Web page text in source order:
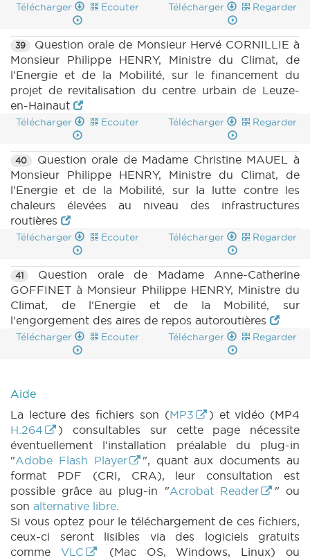
Télécharger Ecouter Télécharger Regarder
39
Question orale de Monsieur Hervé CORNILLIE à
Monsieur Philippe HENRY, Ministre du Climat, de
l'Energie et de la Mobilité, sur le financement du
projet de revitalisation du centre urbain de Leuze-
en-Hainaut
Télécharger Ecouter Télécharger Regarder
40
Question orale de Madame Christine MAUEL à
Monsieur Philippe HENRY, Ministre du Climat, de
l'Energie et de la Mobilité, sur la lutte contre les
chaleurs élevées au niveau des infrastructures
routières
Télécharger Ecouter Télécharger Regarder
41
Question orale de Madame Anne-Catherine
GOFFINET à Monsieur Philippe HENRY, Ministre du
Climat, de l'Energie et de la Mobilité, sur
l'engorgement des aires de repos autoroutières
Télécharger Ecouter Télécharger Regarder
Aide
La lecture des fichiers son (MP3
) et vidéo (MP4
H.264
) consultables sur cette page nécessite
éventuellement l'installation préalable du plug-in
"Adobe Flash Player
", quant aux documents au
format PDF (CRI, CRA), leur consultation est
possible grâce au plug-in "Acrobat Reader
" ou
son alternative libre.
Si vous optez pour le téléchargement de ces fichiers,
ceux-ci seront lisibles via des logiciels gratuits
comme VLC (Mac OS, Windows, Linux) ou